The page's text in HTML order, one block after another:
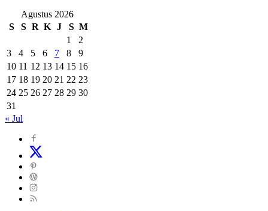
Agustus 2026
S
S R K J S M
1
2
3
4 5 6 7 8
9
10 11 12 13 14 15 16
17 18 19 20 21 22 23
24 25 26 27 28 29 30
31
« Jul